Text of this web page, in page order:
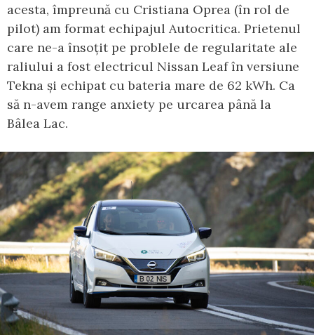
acesta, împreună cu Cristiana Oprea (în rol de
pilot) am format echipajul Autocritica. Prietenul
care ne-a însoțit pe problele de regularitate ale
raliului a fost electricul Nissan Leaf în versiune
Tekna și echipat cu bateria mare de 62 kWh. Ca
să n-avem range anxiety pe urcarea până la
Bâlea Lac.